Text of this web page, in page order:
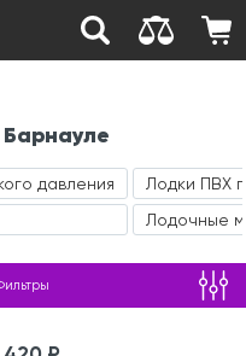
давления
Лодки ПВХ
Лодочные